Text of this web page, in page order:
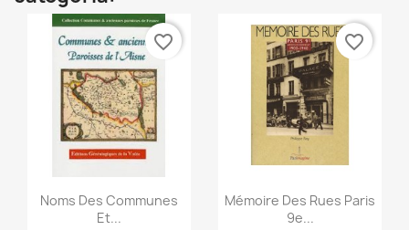
 Vista rápida
Noms Des Communes
Et...
favorite_border
Vista rápida
Mémoire Des Rues Paris
9e...
favorite_border